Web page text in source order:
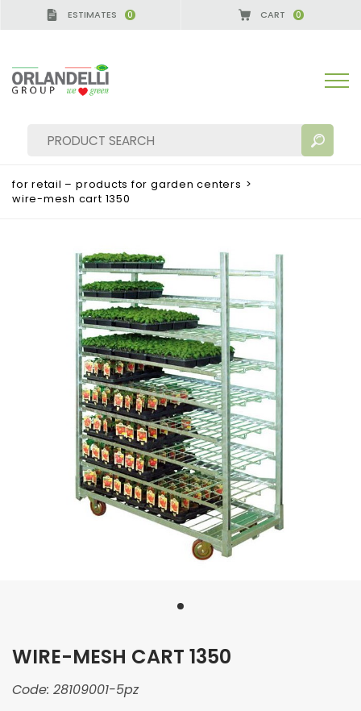
ESTIMATES 0 CART 0
MORE RESULTS FOR YOU:
for retail – products for garden centers >
wire-mesh cart 1350
WIRE-MESH CART 1350
Code: 28109001-5pz